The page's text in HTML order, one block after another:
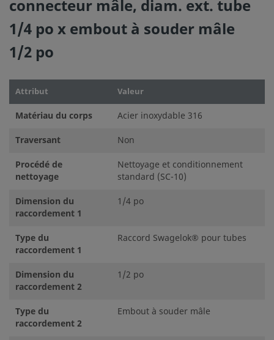
connecteur mâle, diam. ext. tube
1/4 po x embout à souder mâle
1/2 po
Attribut Valeur
Matériau du corps
Acier inoxydable 316
Traversant
Non
Procédé de
nettoyage
Nettoyage et conditionnement
standard (SC-10)
Dimension du
raccordement 1
1/4 po
Type du
raccordement 1
Raccord Swagelok® pour tubes
Dimension du
raccordement 2
1/2 po
Type du
raccordement 2
Embout à souder mâle